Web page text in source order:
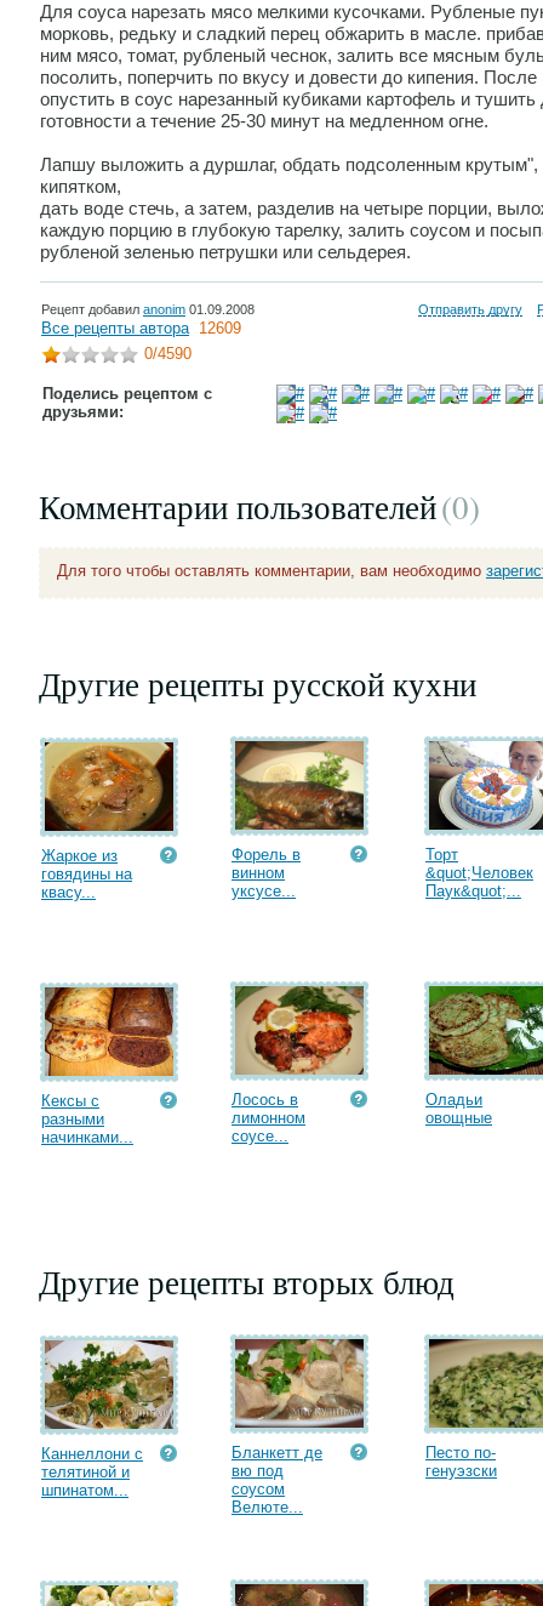
Для соуса нарезать мясо мелкими кусочками. Рубленые
морковь, редьку и сладкий перец обжарить в масле.
ним мясо, томат, рубленый чеснок, залить все мясным
посолить, поперчить по вкусу и довести до кипения. После
опустить в соус нарезанный кубиками картофель и тушить
готовности а течение 25-30 минут на медленном огне.
Лапшу выложить а дуршлаг, обдать подсоленным крутым",
кипятком,
дать воде стечь, а затем, разделив на четыре порции,
каждую порцию в глубокую тарелку, залить соусом и
рубленой зеленью петрушки или сельдерея.
Рецепт добавил anonim 01.09.2008 Отправить другу
Все рецепты автора 12609
0/4590
Поделись рецептом с
друзьями:
Комментарии пользователей(0)
Для того чтобы оставлять комментарии, вам необходимо
Другие рецепты русской кухни
Жаркое из
говядины на
квасу...
Форель в
винном
уксусе...
Торт
&quot;Человек
Паук&quot;...
Кексы с
разными
начинками...
Лосось в
лимонном
соусе...
Оладьи
овощные
Другие рецепты вторых блюд
Каннеллони с
телятиной и
шпинатом...
Бланкетт де
вю под
соусом
Велюте...
Песто по-
генуэзски